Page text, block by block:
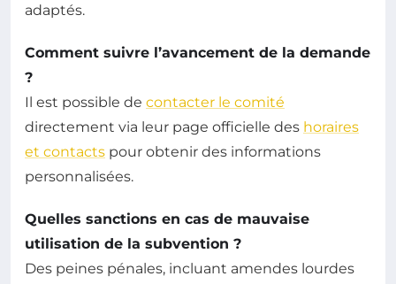
adaptés.
Comment suivre l’avancement de la demande
?
Il est possible de contacter le comité
directement via leur page officielle des horaires
et contacts pour obtenir des informations
personnalisées.
Quelles sanctions en cas de mauvaise
utilisation de la subvention ?
Des peines pénales, incluant amendes lourdes